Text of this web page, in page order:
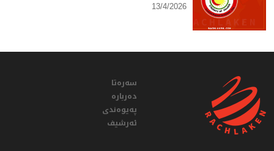
13/4/2026
سەرەتا
دەربارە
پەیوەندی
ئەرشیف